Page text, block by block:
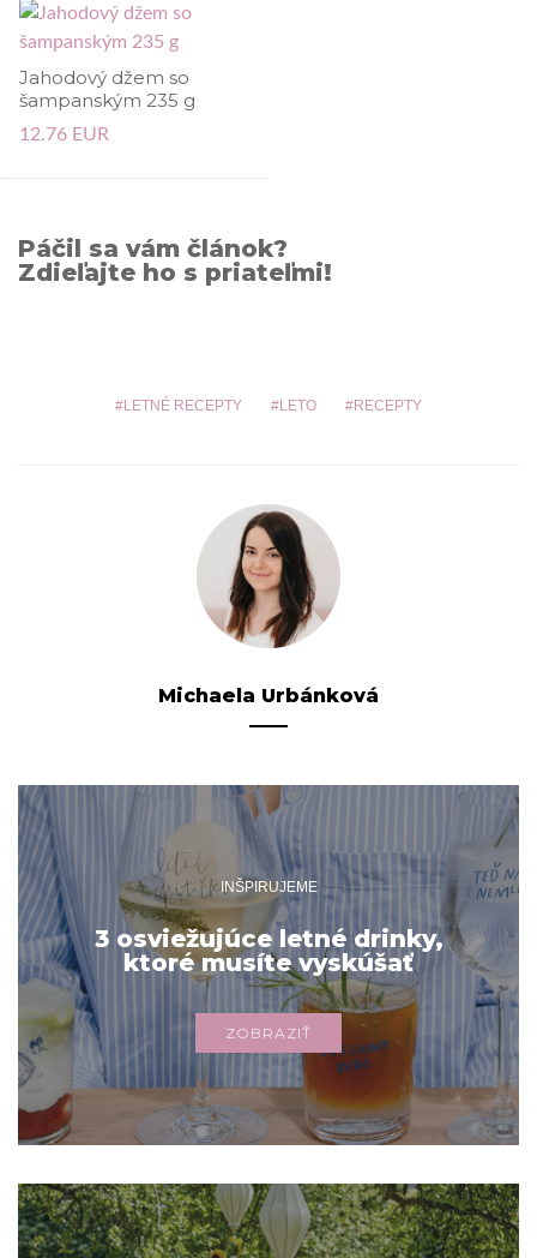
Jahodový džem so
šampanským 235 g
12.76 EUR
Páčil sa vám článok?
Zdieľajte ho s priateľmi!
LETNÉ RECEPTY LETO RECEPTY
Michaela Urbánková
INŠPIRUJEME
3 osviežujúce letné drinky,
ktoré musíte vyskúšať
ZOBRAZIŤ